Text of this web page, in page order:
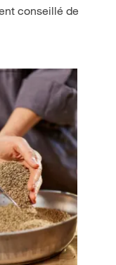
conseillé de